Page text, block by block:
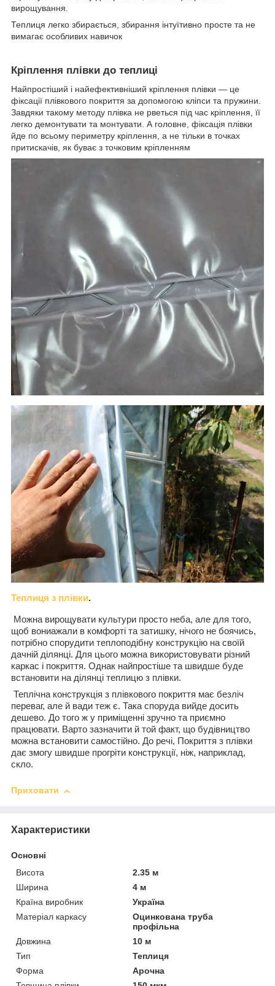
вирощування.
Теплиця легко збирається, збирання інтуїтивно просте та не
вимагає особливих навичок
Кріплення плівки до теплиці
Найпростіший і найефективніший кріплення плівки — це
фіксації плівкового покриття за допомогою кліпси та пружини.
Завдяки такому методу плівка не рветься під час кріплення, її
легко демонтувати та монтувати. А головне, фіксація плівки
йде по всьому периметру кріплення, а не тільки в точках
притискачів, як буває з точковим кріпленням
Теплиця з плівки.
Можна вирощувати культури просто неба, але для того,
щоб вониажали в комфорті та затишку, нічого не боячись,
потрібно спорудити теплоподібну конструкцію на своїй
дачній ділянці. Для цього можна використовувати різний
каркас і покриття. Однак найпростіше та швидше буде
встановити на ділянці теплицю з плівки.
Теплічна конструкція з плівкового покриття має безліч
переваг, але й вади теж є. Така споруда вийде досить
дешево. До того ж у приміщенні зручно та приємно
працювати. Варто зазначити й той факт, що будівництво
можна встановити самостійно. До речі, Покриття з плівки
дає змогу швидше прогріти конструкції, ніж, наприклад,
скло.
Приховати
Характеристики
Основні
Висота
2.35 м
Ширина
4 м
Країна виробник
Україна
Матеріал каркасу
Оцинкована труба
профільна
Довжина
10 м
Тип
Теплиця
Форма
Арочна